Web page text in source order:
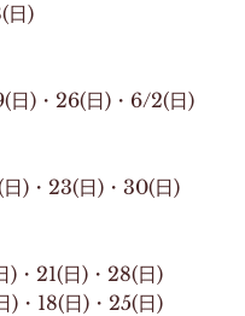
日)
日)・26(日)・6/2(日)
)・23(日)・30(日)
)・21(日)・28(日)
)・18(日)・25(日)